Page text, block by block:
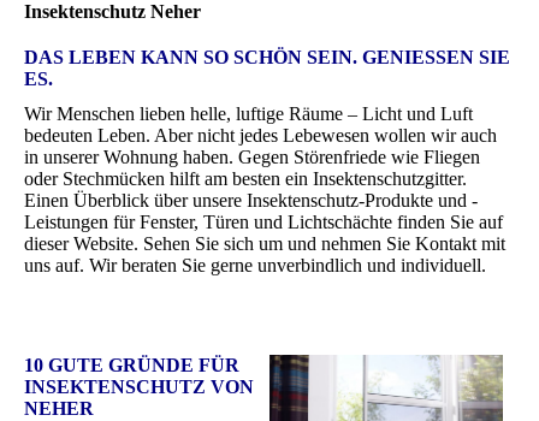
Insektenschutz Neher
DAS LEBEN KANN SO SCHÖN SEIN. GENIESSEN SIE
ES.
Wir Menschen lieben helle, luftige Räume – Licht und Luft
bedeuten Leben. Aber nicht jedes Lebewesen wollen wir auch
in unserer Wohnung haben. Gegen Störenfriede wie Fliegen
oder Stechmücken hilft am besten ein Insektenschutzgitter.
Einen Überblick über unsere Insektenschutz-Produkte und -
Leistungen für Fenster, Türen und Lichtschächte finden Sie auf
dieser Website. Sehen Sie sich um und nehmen Sie Kontakt mit
uns auf. Wir beraten Sie gerne unverbindlich und individuell.
10 GUTE GRÜNDE FÜR
INSEKTENSCHUTZ VON
NEHER